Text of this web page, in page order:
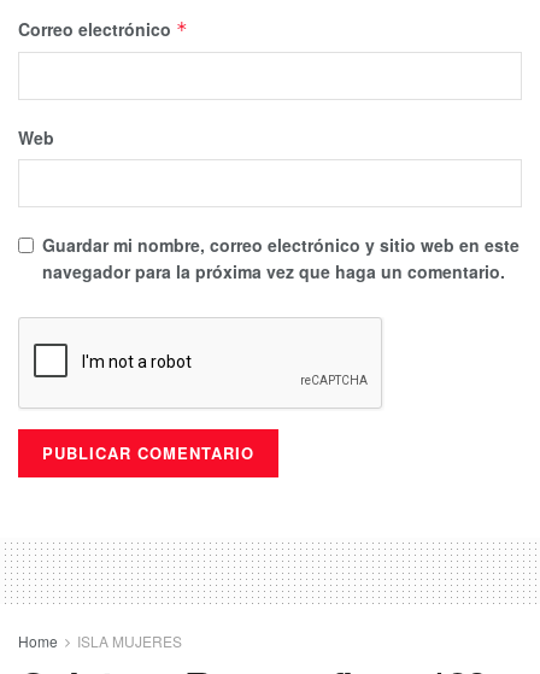
Correo electrónico *
Web
Guardar mi nombre, correo electrónico y sitio web en este
navegador para la próxima vez que haga un comentario.
Home ISLA MUJERES